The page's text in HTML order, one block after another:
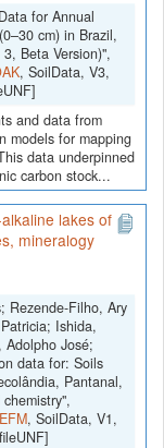
for Annual
cm) in Brazil,
Beta Version)",
, SoilData, V3,
and data from
models for mapping
data underpinned
carbon stock...
lakes of
mineralogy
Rezende-Filho, Ary
Ishida,
Adolpho José;
data for: Soils
Pantanal,
, SoilData, V1,